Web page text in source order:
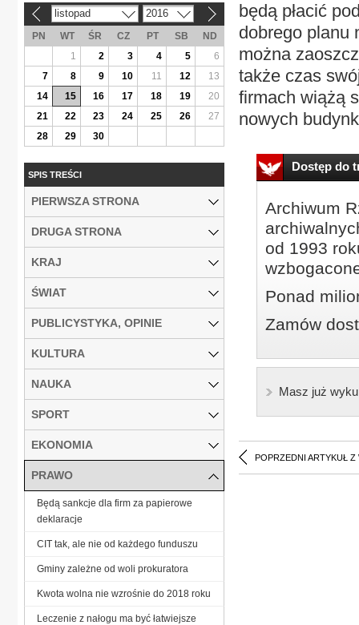
będą płacić
dobrego planu
można
także czas
firmach wiążą
nowych
Dostęp do
Archiwum
od 1993
Ponad
Zamów
Masz już
POPRZEDNI ARTYKUŁ Z
listopad 2016
PN WT ŚR CZ PT SB
ND
1
2 3 4 5
6
7
8 9 10 11 12
13
14
15 16 17 18 19
20
21
22 23 24 25 26
27
28
29 30
SPIS TREŚCI
PIERWSZA STRONA
DRUGA STRONA
KRAJ
ŚWIAT
PUBLICYSTYKA, OPINIE
KULTURA
NAUKA
SPORT
EKONOMIA
PRAWO
Będą sankcje dla firm za papierowe
deklaracje
CIT tak, ale nie od każdego funduszu
Gminy zależne od woli prokuratora
Kwota wolna nie wzrośnie do 2018 roku
Leczenie z nałogu ma być łatwiejsze